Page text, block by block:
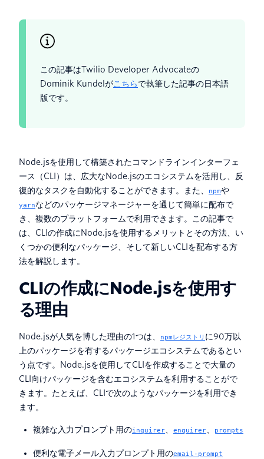
この記事はTwilio Developer Advocateの
Dominik Kundelがこちらで執筆した記事の日本語
版です。
Node.jsを使用して構築されたコマンドラインインターフェ
ース（CLI）は、広大なNode.jsのエコシステムを活用し、反
復的なタスクを自動化することができます。また、
npmや
yarnなどのパッケージマネージャーを通じて簡単に配布で
き、複数のプラットフォームで利用できます。この記事で
は、CLIの作成にNode.jsを使用するメリットとその方法、い
くつかの便利なパッケージ、そして新しいCLIを配布する方
法を解説します。
CLIの作成にNode.jsを使用す
る理由
Node.jsが人気を博した理由の1つは、 npmレジストリ に90万以
上のパッケージを有するパッケージエコシステムであるとい
う点です。Node.jsを使用してCLIを作成することで大量の
CLI向けパッケージを含むエコシステムを利用することがで
きます。たとえば、CLIで次のようなパッケージを利用でき
ます。
複雑な入力プロンプト用のinquirer、 enquirer、 prompts
便利な電子メール入力プロンプト用のemail-prompt